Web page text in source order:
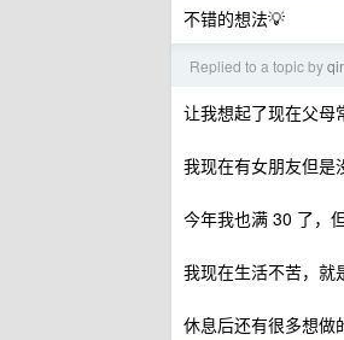
不错的想法💡
Replied to a topic by
让我想起了现在父母
我现在有女朋友但是
今年我也满 30 了，
我现在生活不苦，就
休息后还有很多想做